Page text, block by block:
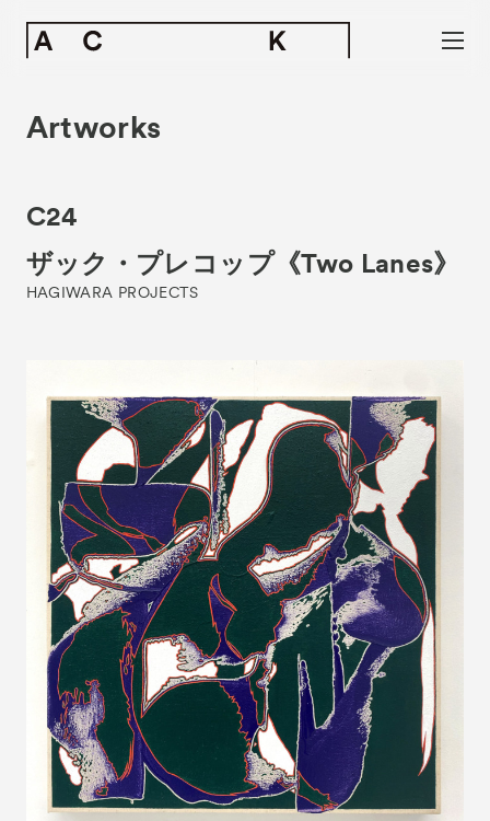
News お知らせ
Exhibitors 出展ギャラリー一覧
- Gallery Collaborations
- Kyoto Meetings
Artworks 作品一覧
ACK Curates
- Satellite Program “Flowers of Time”
- Public Program
Talks トークイベント
For Kids キッズプログラム
Artworks
C24
ザック・プレコップ《Two Lanes》
HAGIWARA PROJECTS